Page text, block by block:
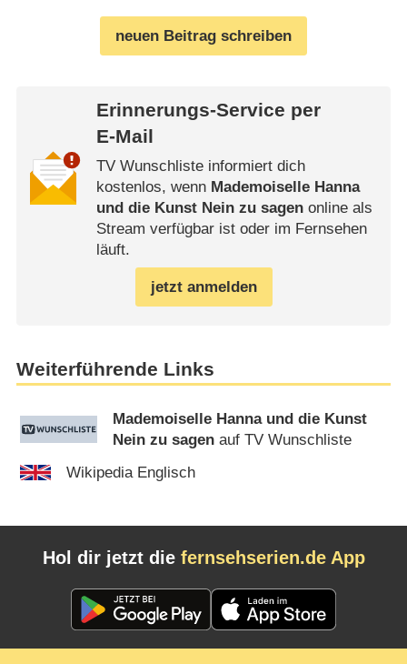
neuen Beitrag schreiben
Erinnerungs-Service per
E-Mail
TV Wunschliste informiert dich
kostenlos, wenn Mademoiselle Hanna
und die Kunst Nein zu sagenonline als
Stream verfügbar ist oder im Fernsehen
läuft.
jetzt anmelden
Weiterführende Links
Mademoiselle Hanna und die Kunst
Nein zu sagen auf TV Wunschliste
Wikipedia Englisch
Hol dir jetzt die fernsehserien.de App